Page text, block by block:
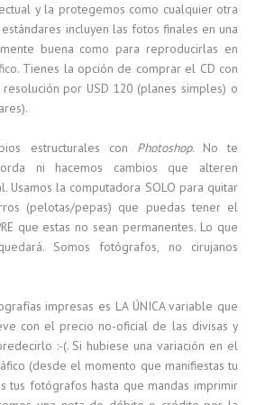
y la protegemos como cualquier otra
incluyen las fotos finales en una
buena como para reproducirlas en
Tienes la opción de comprar el CD con
por USD 120 (planes simples) o
estructurales con Photoshop. No te
ni hacemos cambios que alteren
Usamos la computadora SOLO para quitar
(pelotas/pepas) que puedas tener el
que estas no sean permanentes. Lo que
Somos fotógrafos, no cirujanos
impresas es LA ÚNICA variable que
con el precio no-oficial de las divisas y
:-(. Si hubiese una variación en el
(desde el momento que manifiestas tu
tus fotógrafos hasta que mandas imprimir